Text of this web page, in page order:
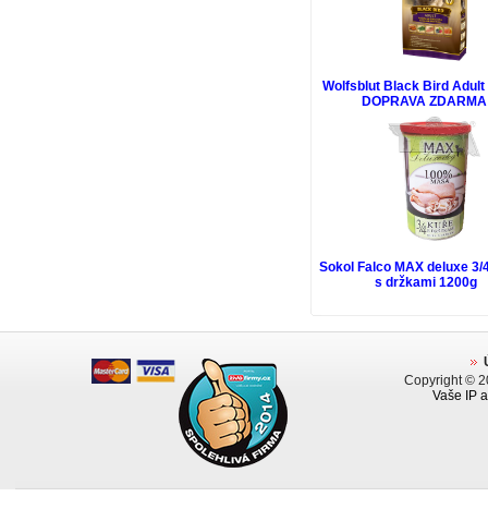
Wolfsblut Black Bird Adult
DOPRAVA
Sokol Falco MAX deluxe 3/
s držkami 1200g
Copyright ©
Vaše IP